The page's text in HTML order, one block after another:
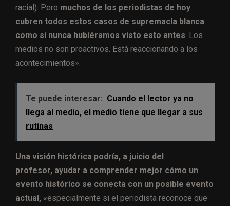
racial). Pero muchos de los periodistas de hoy
cubren todos estos casos de supremacía blanca
como si nunca hubiéramos visto esto antes Los
medios no son proactivos. Está reaccionando a los
acontecimientos».
Te puede interesar: Cuando el lector ya no
llega al medio, el medio tiene que llegar a sus
rutinas
Una visión histórica podría, a juicio del
profesor, ayudar a comprender mejor cómo un
evento histórico se conecta con un posible evento
actual, «especialmente si el periodista reconoce que